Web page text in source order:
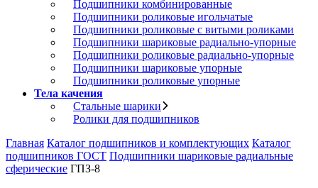
Подшипники комбинированные
Подшипники роликовые игольчатые
Подшипники роликовые с витыми роликами
Подшипники шариковые радиально-упорные
Подшипники роликовые радиально-упорные
Подшипники шариковые упорные
Подшипники роликовые упорные
Тела качения
Стальные шарики
Ролики для подшипников
Главная Каталог подшипников и комплектующих Каталог
подшипников ГОСТ Подшипники шариковые радиальные
сферические ГПЗ-8